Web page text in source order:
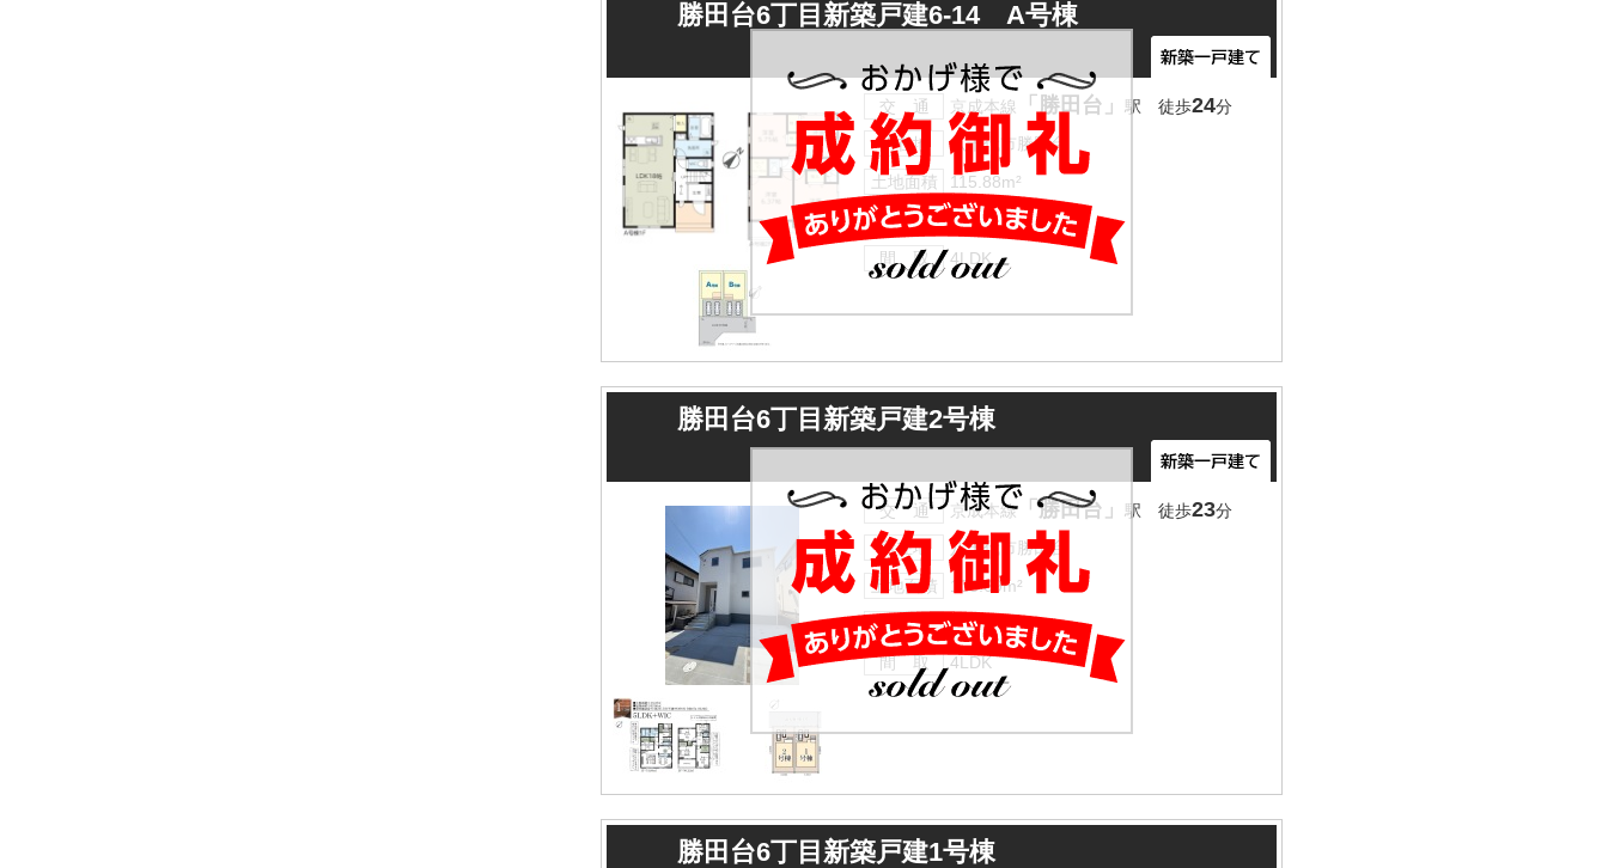
勝田台6丁目新築戸建6-14 A号棟
交 通 京成本線 「勝田台」 駅 徒歩24分
所在地
八千代市勝田台
土地面積
115.88m²
建物面積
97.92m²
間 取
4LDK
勝田台6丁目新築戸建2号棟
交 通 京成本線「勝田台」 駅 徒歩23分
所在地
八千代市勝田台
土地面積
108.69m²
建物面積
85.86m²
間 取
4LDK
勝田台6丁目新築戸建1号棟